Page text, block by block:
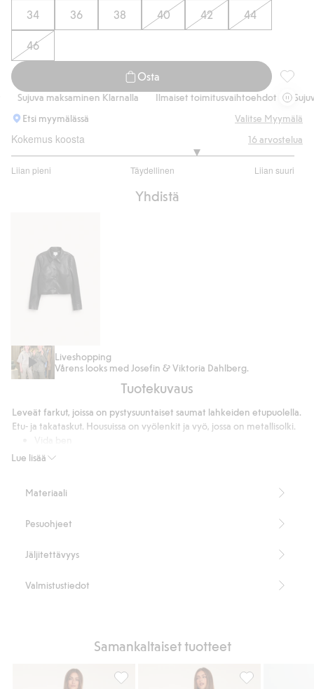
34 36 38 40 42 44
46
Osta
Wide
Sujuva maksaminen Klarnalla Ilmaiset toimitusvaihtoehdot
Sujuva
Etsi myymälässä
Valitse Myymälä
Kokemus koosta
Liian pieni Täydellinen Liian suuri
/
16 arvostelua
Yhdistä
Lyhyt
keinonahkatakki
Liveshopping
Vårens looks med Josefin & Viktoria Dahlberg.
Tuotekuvaus
Lue lisää
Leveät farkut, joissa on pystysuuntaiset saumat lahkeiden etupuolella.
Etu- ja takataskut. Housuissa on vyölenkit ja vyö, jossa on metallisolki.
Korkea vyötärö
Nappi- ja vetoketjusepalus
Sisälahkeen pituus 82 cm koossa 38.
Materiaali
Pesuohjeet
Jäljitettävyys
Valmistustiedot
Samankaltaiset tuotteet